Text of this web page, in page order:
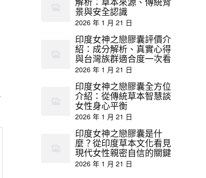
景與安全認識
2026 年 1 月 21 日
印度女神之戀膠囊評價介
紹：成分解析、真實心得
與台灣族群適合度一次看
2026 年 1 月 21 日
印度女神之戀膠囊全方位
介紹：從傳統草本智慧談
女性身心平衡
2026 年 1 月 21 日
印度女神之戀膠囊是什
麼？從印度草本文化看見
現代女性親密自信的關鍵
2026 年 1 月 21 日